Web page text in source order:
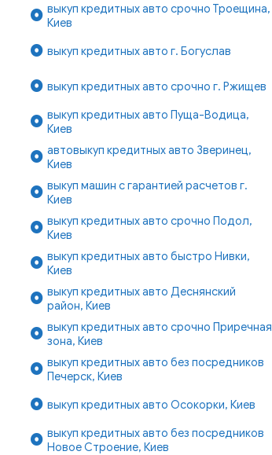
выкуп кредитных авто срочно Троещина,
Киев
выкуп кредитных авто г. Богуслав
выкуп кредитных авто срочно г. Ржищев
выкуп кредитных авто Пуща-Водица,
Киев
автовыкуп кредитных авто Зверинец,
Киев
выкуп машин с гарантией расчетов г.
Киев
выкуп кредитных авто срочно Подол,
Киев
выкуп кредитных авто быстро Нивки,
Киев
выкуп кредитных авто Деснянский
район, Киев
выкуп кредитных авто срочно Приречная
зона, Киев
выкуп кредитных авто без посредников
Печерск, Киев
выкуп кредитных авто Осокорки, Киев
выкуп кредитных авто без посредников
Новое Строение, Киев